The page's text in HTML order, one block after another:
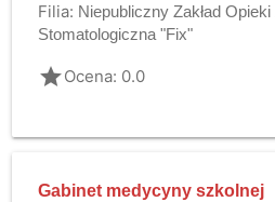
Filia: Niepubliczny Zakład
Stomatologiczna "Fix"
gradeOcena: 0.0
Gabinet medycyny szkolnej